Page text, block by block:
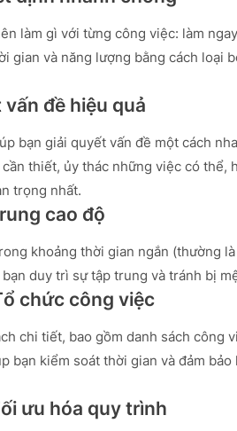
làm gì với từng công việc: làm
gian và năng lượng bằng cách loại
đề hiệu quả
bạn giải quyết vấn đề một cách
thiết, ủy thác những việc có thể,
trọng nhất.
cao độ
khoảng thời gian ngắn (thường
duy trì sự tập trung và tránh bị
chức công việc
chi tiết, bao gồm danh sách công
bạn kiểm soát thời gian và đảm bảo
ưu hóa quy trình